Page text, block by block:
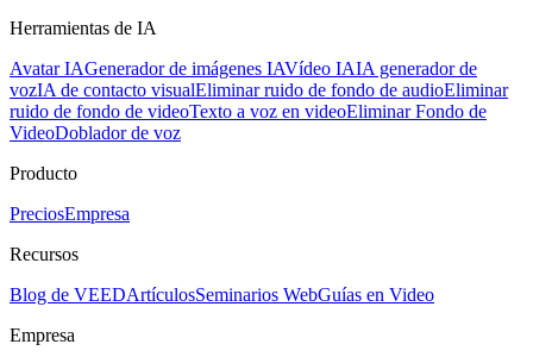
Herramientas de IA
Avatar IAGenerador de imágenes IAVídeo IAIA generador de
vozIA de contacto visualEliminar ruido de fondo de audioEliminar
ruido de fondo de videoTexto a voz en videoEliminar Fondo de
VideoDoblador de voz
Producto
PreciosEmpresa
Recursos
Blog de VEEDArtículosSeminarios WebGuías en Video
Empresa